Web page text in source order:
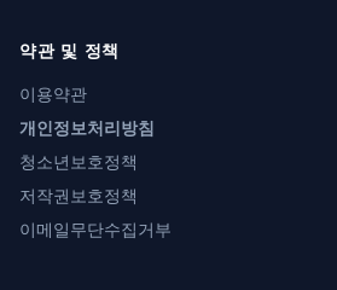
약관 및 정책
이용약관
개인정보처리방침
청소년보호정책
저작권보호정책
이메일무단수집거부